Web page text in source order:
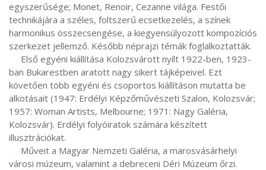
egyszerűsége; Monet, Renoir, Cezanne világa. Festői
technikájára a széles, foltszerű ecsetkezelés, a színek
harmonikus összecsengése, a kiegyensúlyozott kompozíciós
szerkezet jellemző. Később néprajzi témák foglalkoztatták.
ban Bukarestben aratott nagy sikert tájképeivel. Ezt
követően több egyéni és csoportos kiállításon mutatta be
alkotásait (1947: Erdélyi Képzőművészeti Szalon, Kolozsvár;
1957: Woman Artists, Melbourne; 1971: Nagy Galéria,
Kolozsvár). Erdélyi folyóiratok számára készített
illusztrációkat.
városi múzeum, valamint a debreceni Déri Múzeum őrzi.